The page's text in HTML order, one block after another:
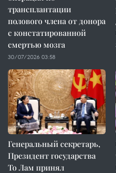
трансплантации
полового члена от донора
с констатированной
смертью мозга
30/07/2026 03:58
Генеральный секретарь,
Президент государства
То Лам принял